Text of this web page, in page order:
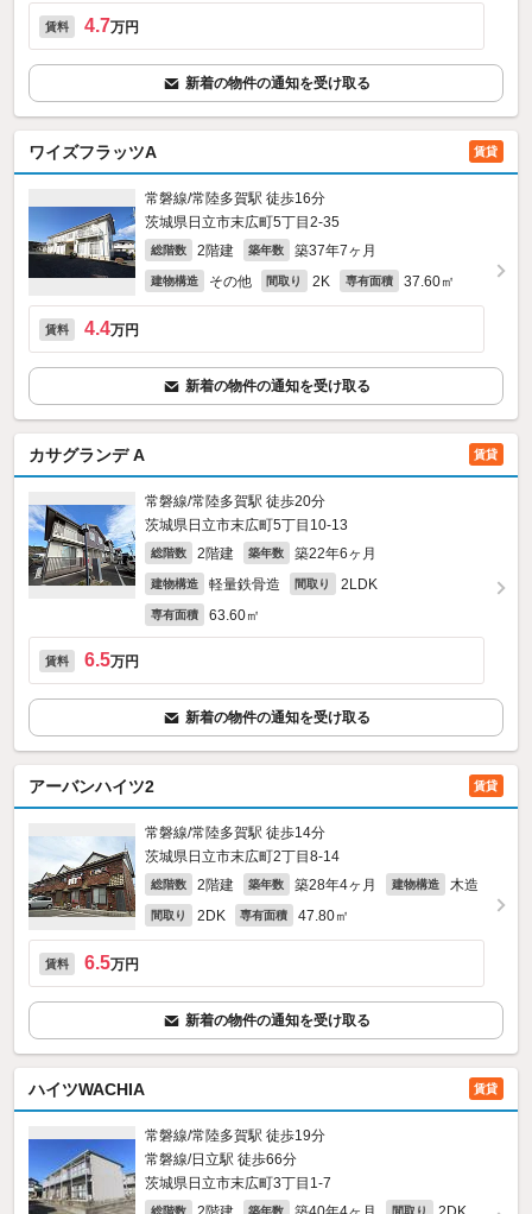
賃料 4.7万円
新着の物件の通知を受け取る
ワイズフラッツA 賃貸
常磐線/常陸多賀駅 徒歩16分
茨城県日立市末広町5丁目2-35
総階数 2階建 築年数 築37年7ヶ月
建物構造 その他 間取り 2K 専有面積 37.60㎡
賃料 4.4万円
新着の物件の通知を受け取る
カサグランデ A 賃貸
常磐線/常陸多賀駅 徒歩20分
茨城県日立市末広町5丁目10-13
総階数 2階建 築年数 築22年6ヶ月
建物構造 軽量鉄骨造 間取り 2LDK
専有面積 63.60㎡
賃料 6.5万円
新着の物件の通知を受け取る
アーバンハイツ2 賃貸
常磐線/常陸多賀駅 徒歩14分
茨城県日立市末広町2丁目8-14
総階数 2階建 築年数 築28年4ヶ月 建物構造 木造
間取り 2DK 専有面積 47.80㎡
賃料 6.5万円
新着の物件の通知を受け取る
ハイツWACHIA 賃貸
常磐線/常陸多賀駅 徒歩19分
常磐線/日立駅 徒歩66分
茨城県日立市末広町3丁目1-7
総階数 築年数 間取り